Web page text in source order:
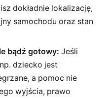
dokładnie lokalizację,
samochodu oraz stan
bądź gotowy: Jeśli
dziecko jest
a pomoc nie
wyjścia, prawo